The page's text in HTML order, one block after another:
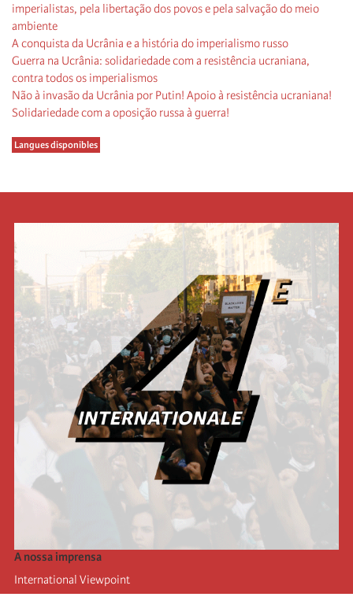
imperialistas, pela libertação dos povos e pela salvação do meio
ambiente
A conquista da Ucrânia e a história do imperialismo russo
Guerra na Ucrânia: solidariedade com a resistência ucraniana,
contra todos os imperialismos
Não à invasão da Ucrânia por Putin! Apoio à resistência ucraniana!
Solidariedade com a oposição russa à guerra!
Langues disponibles
A nossa imprensa
International Viewpoint